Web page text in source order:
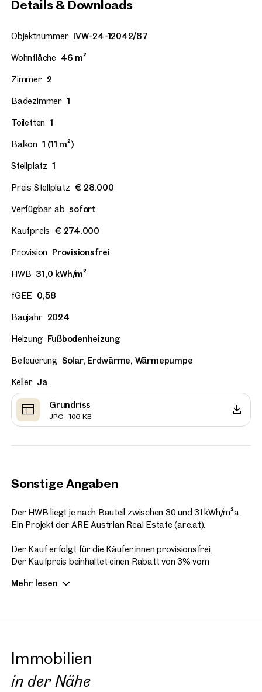
Details & Downloads
Objektnummer IVW-24-12042/87
Wohnfläche 46 m²
Zimmer 2
Badezimmer 1
Toiletten 1
Balkon 1 (11 m²)
Stellplatz 1
Preis Stellplatz € 28.000
Verfügbar ab sofort
Kaufpreis € 274.000
Provision Provisionsfrei
HWB 31,0 kWh/m²
fGEE 0,58
Baujahr 2024
Heizung Fußbodenheizung
Befeuerung Solar, Erdwärme, Wärmepumpe
Keller Ja
Grundriss
JPG · 106 KB
Sonstige Angaben
Der HWB liegt je nach Bauteil zwischen 30 und 31 kWh/m²a.
Ein Projekt der ARE Austrian Real Estate (are.at).
Der Kauf erfolgt für die Käufer:innen provisionsfrei.
Der Kaufpreis beinhaltet einen Rabatt von 3% vom
von den Verkaufsplänen zur tatsächlichen Ausführung.
Fotos (c) Stefan Seelig
Mehr lesen
Immobilien
in der Nähe